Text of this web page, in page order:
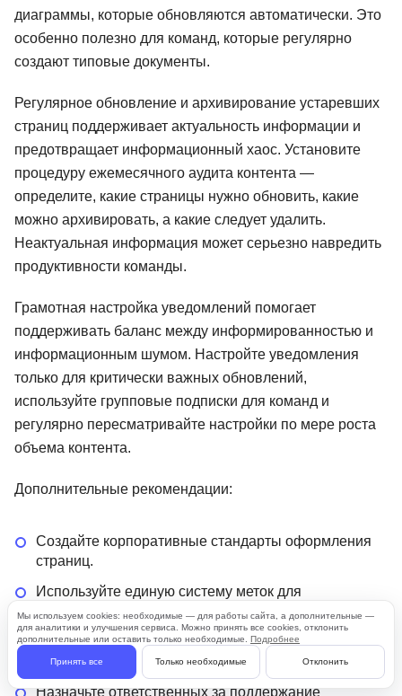
диаграммы, которые обновляются автоматически. Это
особенно полезно для команд, которые регулярно
создают типовые документы.
Регулярное обновление и архивирование устаревших
страниц поддерживает актуальность информации и
предотвращает информационный хаос. Установите
процедуру ежемесячного аудита контента —
определите, какие страницы нужно обновить, какие
можно архивировать, а какие следует удалить.
Неактуальная информация может серьезно навредить
продуктивности команды.
Грамотная настройка уведомлений помогает
поддерживать баланс между информированностью и
информационным шумом. Настройте уведомления
только для критически важных обновлений,
используйте групповые подписки для команд и
регулярно пересматривайте настройки по мере роста
объема контента.
Дополнительные рекомендации:
Создайте корпоративные стандарты оформления
страниц.
Используйте единую систему меток для
упрощения поиска.
Регулярно проводите обучение новых
сотрудников основам работы с системой.
Назначьте ответственных за поддержание
Мы используем cookies: необходимые — для работы сайта, а дополнительные —
для аналитики и улучшения сервиса. Можно принять все cookies, отклонить
дополнительные или оставить только необходимые. Подробнее
Принять все Только необходимые Отклонить